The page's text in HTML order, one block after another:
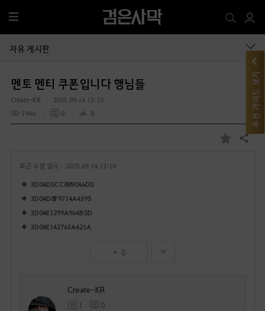
전
체
메
자유 게시판
멘토 멘티 쿠폰입니다 행님들
Create-KR
2025.09.14 13:10
1946
0 0
즐
공유하기
최근 수정 일시 : 2025.09.14 13:10
3D04D5CC889046DD
3D04D8F9714A4395
3D04E1299A964B5D
3D04E142763A421A
0
Create-KR
1 0
추천 가이드 보기